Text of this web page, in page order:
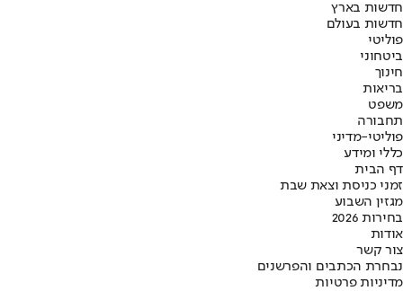
חדשות בארץ
חדשות בעולם
פוליטי
ביטחוני
חינוך
בריאות
משפט
תחבורה
פוליטי-מדיני
כללי ומידע
דף הבית
זמני כניסת וצאת שבת
מגזין השבוע
בחירות 2026
אודות
צור קשר
נבחרת הכתבים והפרשנים
מדיניות פרטיות